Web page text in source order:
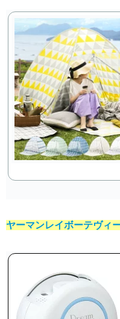
ヤーマンレイボーテヴィ